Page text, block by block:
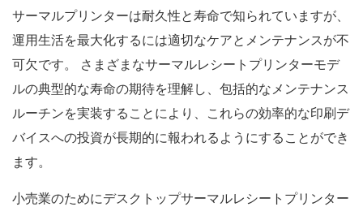
サーマルプリンターは耐久性と寿命で知られていますが、
運用生活を最大化するには適切なケアとメンテナンスが不
可欠です。 さまざまなサーマルレシートプリンターモデ
ルの典型的な寿命の期待を理解し、包括的なメンテナンス
ルーチンを実装することにより、これらの効率的な印刷デ
バイスへの投資が長期的に報われるようにすることができ
ます。
小売業のためにデスクトップサーマルレシートプリンター